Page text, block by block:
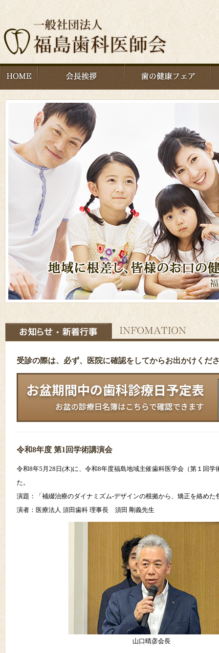
受診の際は、必ず、医院に確認をしてからお出かけくだ
令和8年度 第1回学術講演会
令和8年5月28日(木)に、令和8年度福島地域主催歯科医学会（第１回学
た。
演題：「補綴治療のダイナミズム‐デザインの根拠から、矯正を絡めた
演者：医療法人 須田歯科 理事長 須田 剛義先生
山口晴彦会長